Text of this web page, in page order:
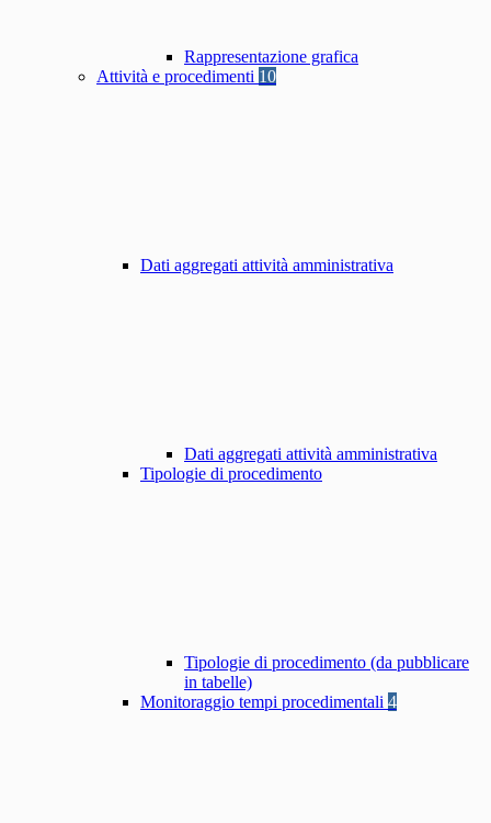
Rappresentazione grafica
Attività e procedimenti 10
Dati aggregati attività amministrativa
Dati aggregati attività amministrativa
Tipologie di procedimento
Tipologie di procedimento (da pubblicare
in tabelle)
Monitoraggio tempi procedimentali 4